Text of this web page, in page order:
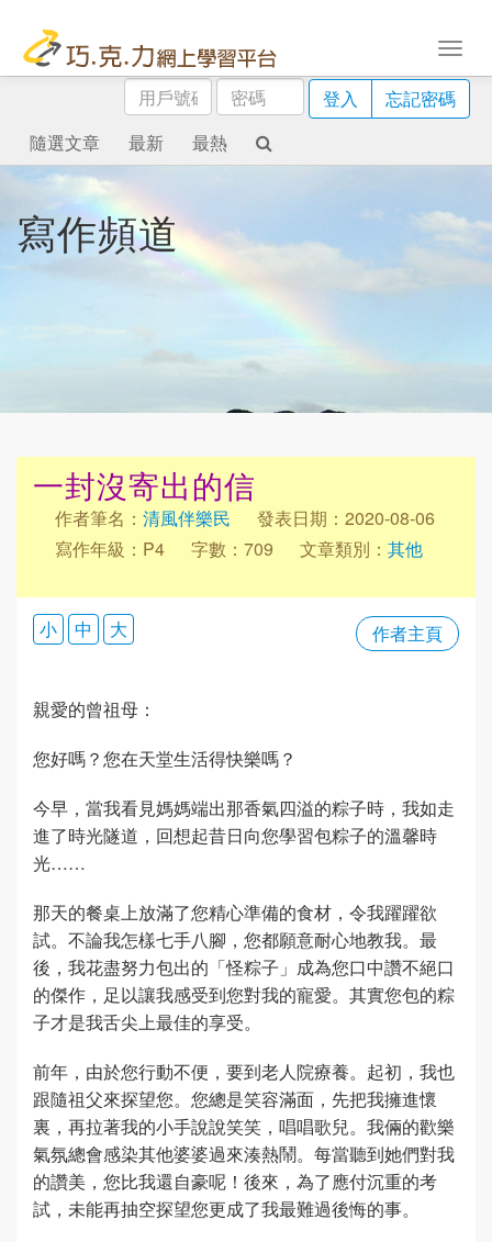
用
戶
號
碼
密
碼
登入
忘記密碼
隨選文章
最新 最熱
寫作頻道
一封沒寄出的信
作者筆名： 清風伴樂民
發表日期：2020-08-06
寫作年級：P4
字數：709 文章類別： 其他
作者主頁
小 中 大
親愛的曾祖母：
您好嗎？您在天堂生活得快樂嗎？
今早，當我看見媽媽端出那香氣四溢的粽子時，我如走
進了時光隧道，回想起昔日向您學習包粽子的溫馨時
光……
那天的餐桌上放滿了您精心準備的食材，令我躍躍欲
試。不論我怎樣七手八腳，您都願意耐心地教我。最
後，我花盡努力包出的「怪粽子」成為您口中讚不絕口
的傑作，足以讓我感受到您對我的寵愛。其實您包的粽
子才是我舌尖上最佳的享受。
前年，由於您行動不便，要到老人院療養。起初，我也
跟隨祖父來探望您。您總是笑容滿面，先把我擁進懷
裏，再拉著我的小手說說笑笑，唱唱歌兒。我倆的歡樂
氣氛總會感染其他婆婆過來湊熱鬧。每當聽到她們對我
的讚美，您比我還自豪呢！後來，為了應付沉重的考
試，未能再抽空探望您更成了我最難過後悔的事。